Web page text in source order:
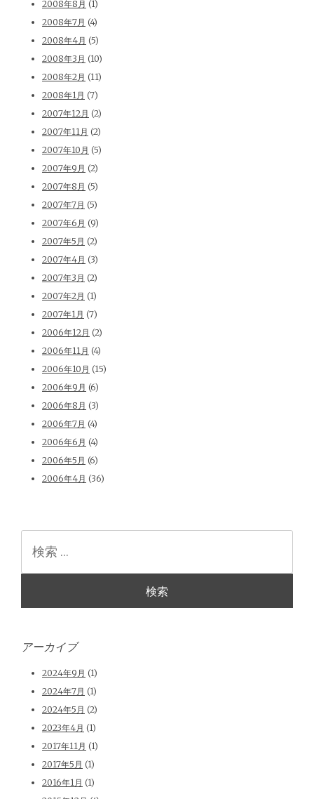
2008年8月 (1)
2008年7月 (4)
2008年4月 (5)
2008年3月 (10)
2008年2月 (11)
2008年1月 (7)
2007年12月 (2)
2007年11月 (2)
2007年10月 (5)
2007年9月 (2)
2007年8月 (5)
2007年7月 (5)
2007年6月 (9)
2007年5月 (2)
2007年4月 (3)
2007年3月 (2)
2007年2月 (1)
2007年1月 (7)
2006年12月 (2)
2006年11月 (4)
2006年10月 (15)
2006年9月 (6)
2006年8月 (3)
2006年7月 (4)
2006年6月 (4)
2006年5月 (6)
2006年4月 (36)
アーカイブ
2024年9月 (1)
2024年7月 (1)
2024年5月 (2)
2023年4月 (1)
2017年11月 (1)
2017年5月 (1)
2016年1月 (1)